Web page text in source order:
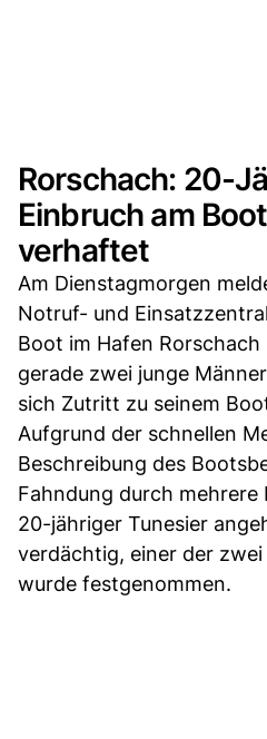
Rorschach: 20-
Einbruch am
verhaftet
Am Dienstagmorgen
Notruf- und
Boot im Hafen
gerade zwei junge
sich Zutritt zu seinem
Aufgrund der schnellen
Beschreibung des
Fahndung durch mehrere
20-jähriger Tunesier
verdächtig, einer der
wurde festgenommen.